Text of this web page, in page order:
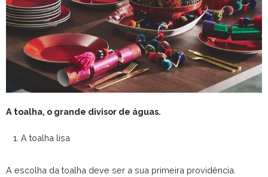
A toalha, o grande divisor de águas.
A toalha lisa
A escolha da toalha deve ser a sua primeira providência.